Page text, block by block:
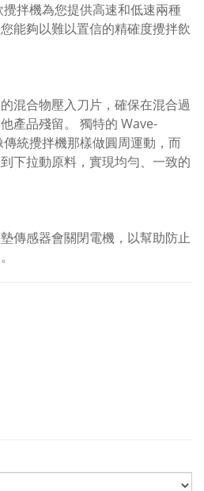
拌機為您提供高速和低速兩種
能夠以難以置信的精確度攪拌飲
混合物壓入刀片，確保在混合過
產品殘留。 獨特的 Wave-
統攪拌機那樣做圓周運動，而
下拉動原料，實現均勻、一致的
傳感器會關閉電機，以幫助防止